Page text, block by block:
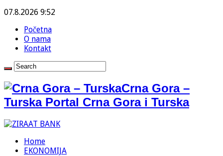
07.8.2026 9:52
Početna
O nama
Kontakt
Crna Gora –
Turska Portal Crna Gora i Turska
Home
EKONOMIJA